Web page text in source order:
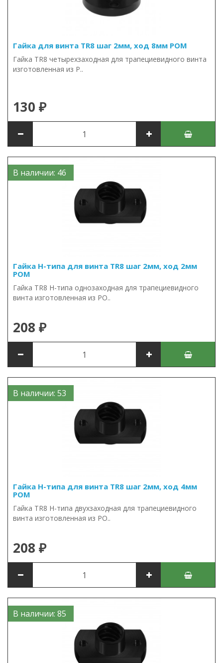
Гайка для винта TR8 шаг 2мм, ход 8мм POM
Гайка TR8 четырехзаходная для трапециевидного винта
изготовленная из P..
130 ₽
В наличии: 46
Гайка Н-типа для винта TR8 шаг 2мм, ход 2мм
POM
Гайка TR8 Н-типа однозаходная для трапециевидного
винта изготовленная из PO..
208 ₽
В наличии: 53
Гайка Н-типа для винта TR8 шаг 2мм, ход 4мм
POM
Гайка TR8 Н-типа двухзаходная для трапециевидного
винта изготовленная из PO..
208 ₽
В наличии: 85